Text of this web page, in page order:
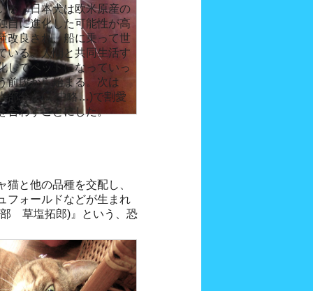
る。日本犬は欧米原産の
自に進化した可能性が高
改良され、船に乗って世
いる。人間と共同生活す
してペットになっていっ
前段から始まる。次は
部分を(…中略…)で割愛
合わすことにした。
と他の品種を交配し、
フォールドなどが生まれ
草塩拓郎)』という、恐